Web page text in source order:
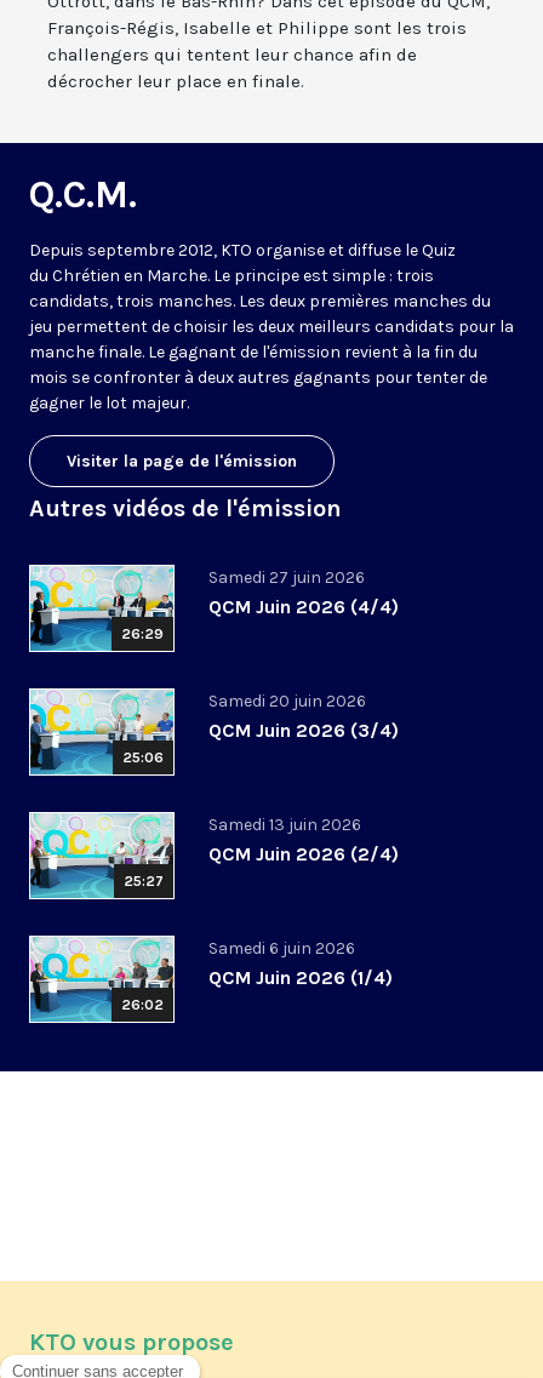
François-Régis, Isabelle et Philippe sont les trois
challengers qui tentent leur chance afin de
décrocher leur place en finale.
Q.C.M.
Depuis septembre 2012, KTO organise et diffuse le Quiz
du Chrétien en Marche. Le principe est simple : trois
candidats, trois manches. Les deux premières manches du
jeu permettent de choisir les deux meilleurs candidats pour la
manche finale. Le gagnant de l'émission revient à la fin du
mois se confronter à deux autres gagnants pour tenter de
gagner le lot majeur.
Visiter la page de l'émission
Autres vidéos de l'émission
26:29
Samedi 27 juin 2026
QCM Juin 2026 (4/4)
25:06
Samedi 20 juin 2026
QCM Juin 2026 (3/4)
25:27
Samedi 13 juin 2026
QCM Juin 2026 (2/4)
26:02
Samedi 6 juin 2026
QCM Juin 2026 (1/4)
KTO vous propose